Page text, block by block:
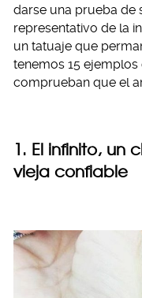
darse una prueba de
representativo de la
un tatuaje que
tenemos 15
comprueban que el
1. El infinito, un
vieja confiable